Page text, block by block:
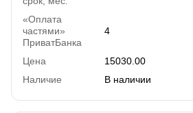
«Оплата
частями»
ПриватБанка
4
Цена
15030.00
Наличие
В наличии